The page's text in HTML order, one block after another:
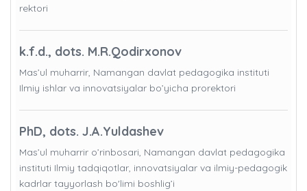
rektori
k.f.d., dots. M.R.Qodirxonov
Mas’ul muharrir, Namangan davlat pedagogika instituti
Ilmiy ishlar va innovatsiyalar bo’yicha prorektori
PhD, dots. J.A.Yuldashev
Mas’ul muharrir o’rinbosari, Namangan davlat pedagogika
instituti Ilmiy tadqiqotlar, innovatsiyalar va ilmiy-pedagogik
kadrlar tayyorlash bo'limi boshlig’i